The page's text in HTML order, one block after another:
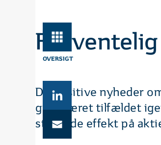
OVERSIGT
De positive nyheder
grad været tilfældet
styrende effekt på